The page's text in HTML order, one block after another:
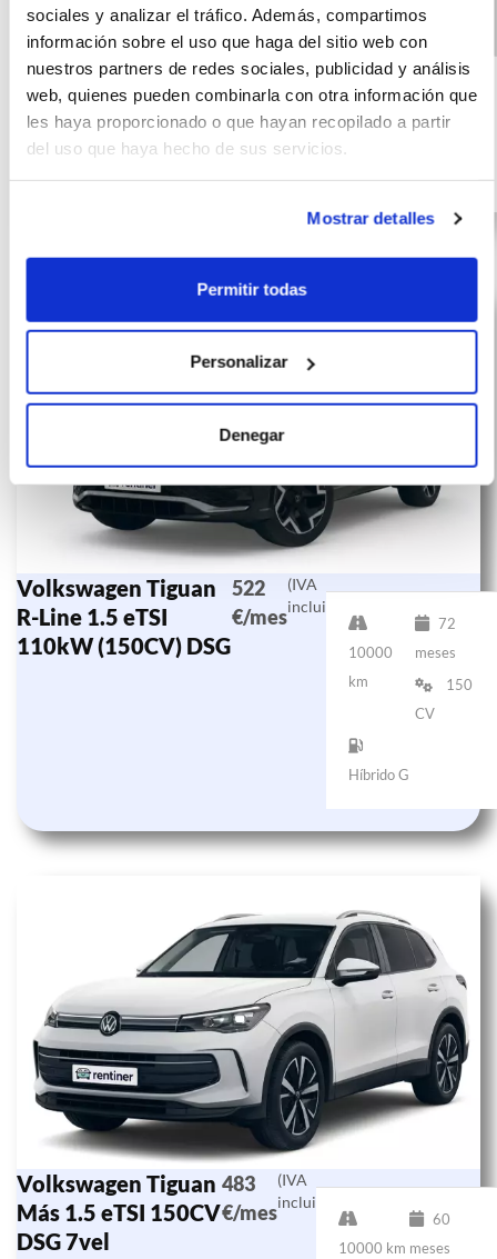
sociales y analizar el tráfico. Además, compartimos
información sobre el uso que haga del sitio web con
nuestros partners de redes sociales, publicidad y análisis
web, quienes pueden combinarla con otra información que
les haya proporcionado o que hayan recopilado a partir
del uso que haya hecho de sus servicios.
Mostrar detalles
Permitir todas
Personalizar
Denegar
Volkswagen Tiguan
R-Line 1.5 eTSI
(150CV) DSG
545
€/mes
(IVA
incluido)
10000
km
72
meses
CV
Híbrido G
Volkswagen Tiguan
R-Line 1.5 eTSI
110kW (150CV) DSG
522
€/mes
(IVA
incluido)
10000
km
72
meses
150
CV
Híbrido G
Volkswagen Tiguan
Más 1.5 eTSI 150CV
DSG 7vel
483
€/mes
(IVA
incluido)
10000 km
60
meses